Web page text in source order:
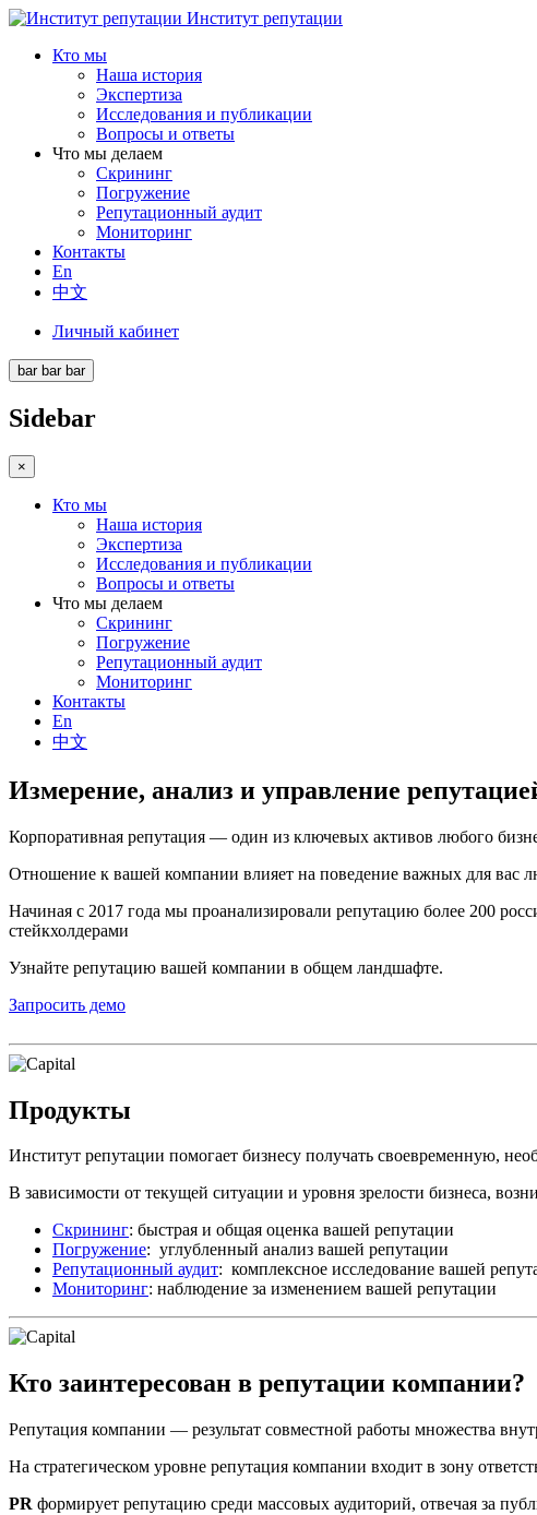
Институт репутации
Кто мы
Наша история
Экспертиза
Исследования и публикации
Вопросы и ответы
Что мы делаем
Скрининг
Погружение
Репутационный аудит
Мониторинг
Контакты
En
中文
Личный кабинет
bar bar bar
Sidebar
×
Кто мы
Наша история
Экспертиза
Исследования и публикации
Вопросы и ответы
Что мы делаем
Скрининг
Погружение
Репутационный аудит
Мониторинг
Контакты
En
中文
Измерение, анализ и управление
Корпоративная репутация — один из ключевых активов любого
Отношение к вашей компании влияет на поведение важных для вас
Начиная с 2017 года мы проанализировали репутацию более 200
стейкхолдерами
Узнайте репутацию вашей компании в общем ландшафте.
Запросить демо
Продукты
Институт репутации помогает бизнесу получать своевременную,
В зависимости от текущей ситуации и уровня зрелости бизнеса,
Скрининг: быстрая и общая оценка вашей репутации
Погружение: углубленный анализ вашей репутации
Репутационный аудит: комплексное исследование вашей
Мониторинг: наблюдение за изменением вашей репутации
Кто заинтересован в репутации компании?
Репутация компании — результат совместной работы множества
На стратегическом уровне репутация компании входит в зону
PR формирует репутацию среди массовых аудиторий, отвечая за